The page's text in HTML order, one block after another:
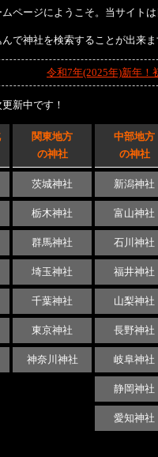
ページにようこそ。当サイト
で神社を検索することが出来
令和7年(2025年)新年！
新中です！
関東地方
の神社
茨城神社
栃木神社
群馬神社
埼玉神社
千葉神社
東京神社
神奈川神社
中部地方
の神社
新潟神社
富山神社
石川神社
福井神社
山梨神社
長野神社
岐阜神社
静岡神社
愛知神社